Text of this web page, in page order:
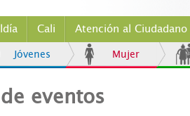
Cali Atención al Ciudadano
Jóvenes Mujer
eventos